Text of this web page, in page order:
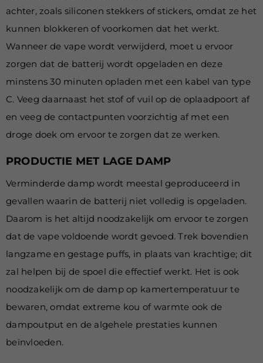
achter, zoals siliconen stekkers of stickers, omdat ze het
kunnen blokkeren of voorkomen dat het werkt.
Wanneer de vape wordt verwijderd, moet u ervoor
zorgen dat de batterij wordt opgeladen en deze
minstens 30 minuten opladen met een kabel van type
C. Veeg daarnaast het stof of vuil op de oplaadpoort af
en veeg de contactpunten voorzichtig af met een
droge doek om ervoor te zorgen dat ze werken.
PRODUCTIE MET LAGE DAMP
Verminderde damp wordt meestal geproduceerd in
gevallen waarin de batterij niet volledig is opgeladen.
Daarom is het altijd noodzakelijk om ervoor te zorgen
dat de vape voldoende wordt gevoed. Trek bovendien
langzame en gestage puffs, in plaats van krachtige; dit
zal helpen bij de spoel die effectief werkt. Het is ook
noodzakelijk om de damp op kamertemperatuur te
bewaren, omdat extreme kou of warmte ook de
dampoutput en de algehele prestaties kunnen
beïnvloeden.